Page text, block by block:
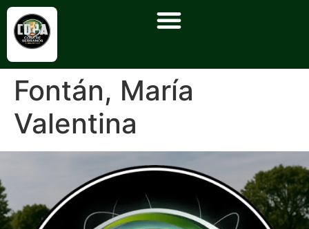
Fontán, María
Valentina